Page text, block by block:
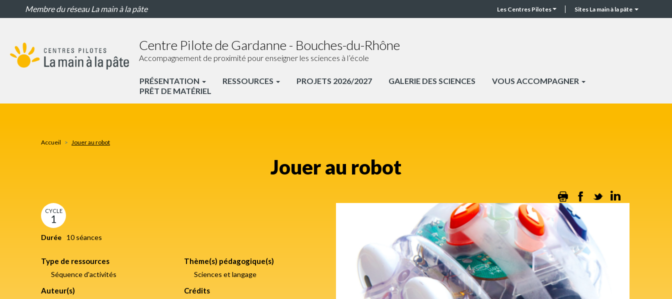
Membre du réseau La main à la pâte
CP
Les Centres Pilotes Sites La main à la pâte
Centre Pilote de Gardanne - Bouches-du-Rhône
Accompagnement de proximité pour enseigner les sciences à l’école
CP
PRÉSENTATION RESSOURCES PROJETS 2026/2027 GALERIE DES SCIENCES
VOUS ACCOMPAGNER
PRÊT DE MATÉRIEL
Accueil Jouer au robot
Jouer au robot
Print Facebook
Twitter
CYCLE
1
Durée 10 séances
Type de ressources
Séquence d'activités
Auteur(s)
Thème(s) pédagogique(s)
Sciences et langage
Crédits